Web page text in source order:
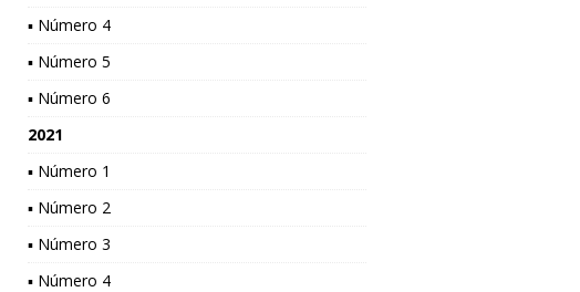
▪ Número 4
▪ Número 5
▪ Número 6
2021
▪ Número 1
▪ Número 2
▪ Número 3
▪ Número 4